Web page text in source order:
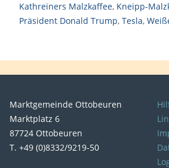
Kathreiners Malzkaffee, Kneipp-
Präsident Donald Trump, Tesla,
Marktgemeinde Ottobeuren
Marktplatz 6
87724 Ottobeuren
T. +49 (0)8332/9219-50